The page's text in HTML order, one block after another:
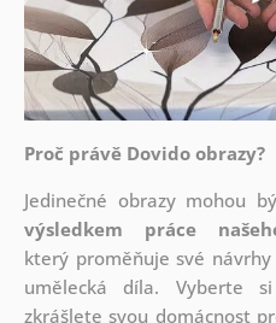
Proč právě Dovido obrazy?
Jedinečné obrazy mohou
výsledkem práce
který proměňuje své
umělecká díla. Vyberte
zkrášlete svou domácnost